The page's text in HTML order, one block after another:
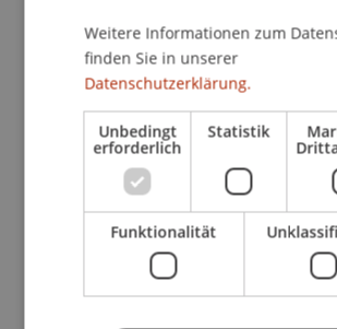
Dozierende:Cornelia Faisst
Johannes Herburger
(Praxisdozent LSA)
Weitere Informationen zum
finden Sie in unserer
Datenschutzerklärung.
Unbedingt
erforderlich
Statistik
Funktionalität